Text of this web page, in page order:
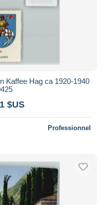
Kaffee Hag ca 1920-1940
$US
Professionnel